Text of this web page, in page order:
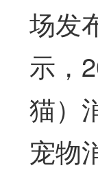
场发
示，
猫）
宠物